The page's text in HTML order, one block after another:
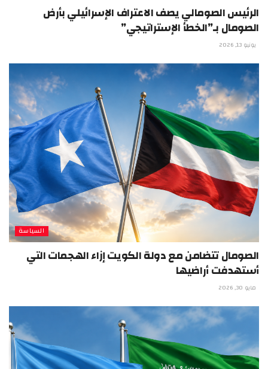
الرئيس الصومالي يصف الاعتراف الإسرائيلي بأرض
الصومال بـ”الخطأ الإستراتيجي”
يونيو 13, 2026
السياسة
الصومال تتضامن مع دولة الكويت إزاء الهجمات التي
أستهدفت أراضيها
مايو 30, 2026